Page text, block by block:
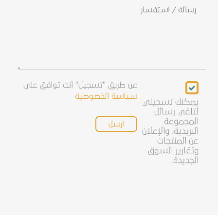
رسالة
Newsletter
يمكنك تسجيلي
لتلقي رسائل
المجموعة
البريدية، والإعلان
عن المنتجات
وتقارير السوق
الجديدة.
عن طريق "تسجيل" أنت توافق على
سياسة الخصوصية